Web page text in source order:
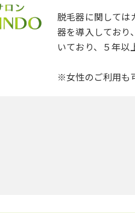
脱毛器に関しては
器を導入しており
いており、５年以
※女性のご利用も